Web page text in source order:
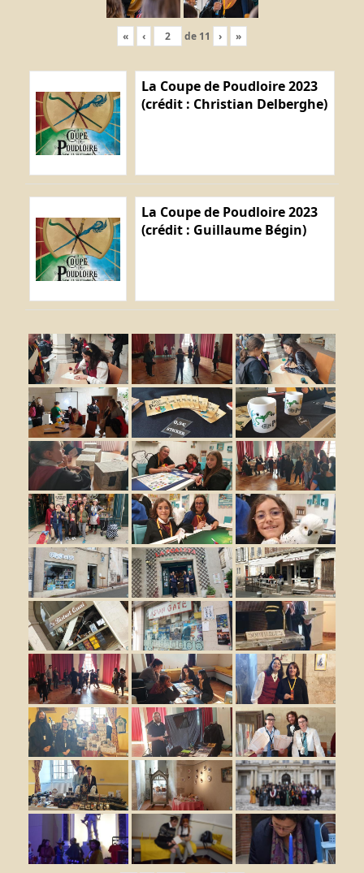
« ‹ de 11 › »
La Coupe de Poudloire 2023
(crédit : Christian Delberghe)
La Coupe de Poudloire 2023
(crédit : Guillaume Bégin)